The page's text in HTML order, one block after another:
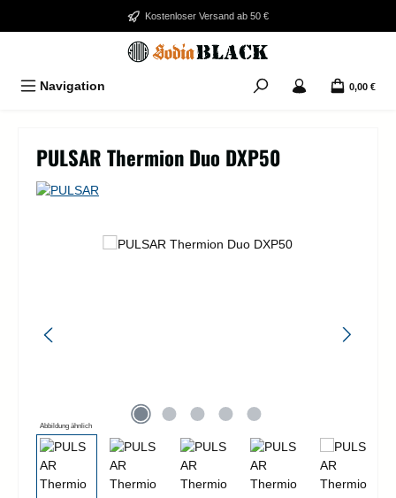
Zum Hauptinhalt springenKostenloser Versand ab 50 €
Navigation 0,00 €
PULSAR Thermion Duo DXP50
Bildergalerie überspringen
Abbildung ähnlich